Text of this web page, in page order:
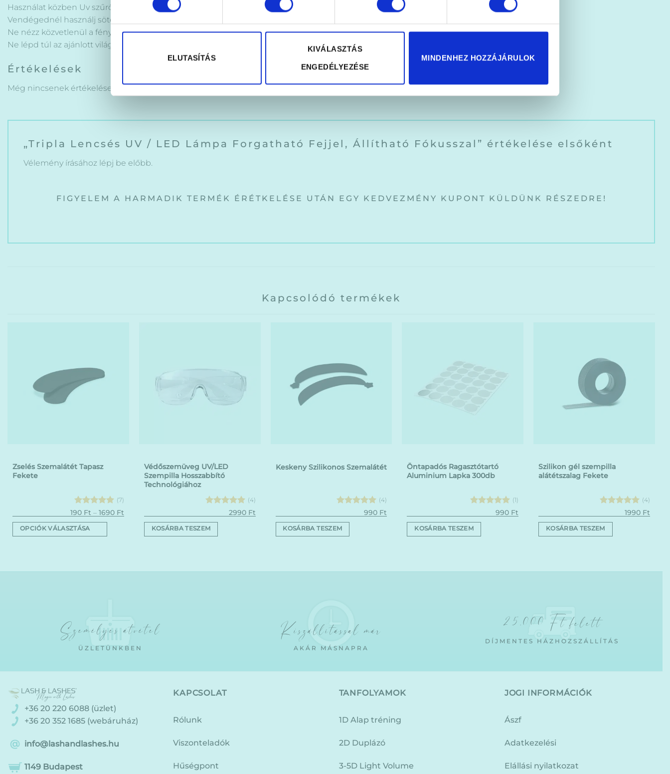
ELUTASÍTÁS
KIVÁLASZTÁS
ENGEDÉLYEZÉSE
MINDENHEZ HOZZÁJÁRULOK
Használat közben Uv szűrős szemüveg használata ajánlott!
Vendégednél használj sötét színű védő (pl. szilikon vagy gél) szemalátétet!
Ne nézz közvetlenül a fényforrásba!
Ne lépd túl az ajánlott világítási időt, a fényt kizárólag a ragasztó megkötéséhez szükséges ideig használd!
Értékelések
Még nincsenek értékelések.
„Tripla Lencsés UV / LED Lámpa Forgatható Fejjel, Állítható Fókusszal” értékelése elsőként
Vélemény írásához lépj be előbb.
FIGYELEM A HARMADIK TERMÉK ÉRÉTKELÉSE UTÁN EGY KEDVEZMÉNY KUPONT KÜLDÜNK RÉSZEDRE!
Kapcsolódó termékek
Zselés Szemalátét Tapasz
Fekete
Értékelés:
(7)
190 Ft – 1690 FtÁrtartomány:
190 Ft
OPCIÓK VÁLASZTÁSA
Védőszemüveg UV/LED
Szempilla Hosszabbító
Technológiához
Értékelés:
(4)
2990 Ft
KOSÁRBA TESZEM
Keskeny Szilikonos Szemalátét
Értékelés:
(4)
990 Ft
KOSÁRBA TESZEM
Öntapadós Ragasztótartó
Aluminium Lapka 300db
Értékelés:
(1)
990 Ft
KOSÁRBA TESZEM
Szilikon gél szempilla
alátétszalag Fekete
Értékelés:
(4)
1990 Ft
KOSÁRBA TESZEM
Személyes átvétel
ÜZLETÜNKBEN
Kiszállítással már
AKÁR MÁSNAPRA
25.000 Ft felett
DÍJMENTES HÁZHOZSZÁLLÍTÁS
+36 20 220 6088 (üzlet)
+36 20 352 1685 (webáruház)
info@lashandlashes.hu
1149 Budapest
KAPCSOLAT
Rólunk
Viszonteladók
Hűségpont
TANFOLYAMOK
1D Alap tréning
2D Duplázó
3-5D Light Volume
JOGI INFORMÁCIÓK
Ászf
Adatkezelési
Elállási nyilatkozat